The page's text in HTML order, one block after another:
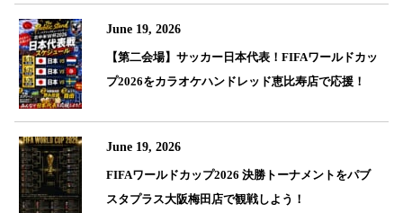
June 19, 2026
【第二会場】サッカー日本代表！FIFAワールドカッ
プ2026をカラオケハンドレッド恵比寿店で応援！
June 19, 2026
FIFAワールドカップ2026 決勝トーナメントをパブ
スタプラス大阪梅田店で観戦しよう！